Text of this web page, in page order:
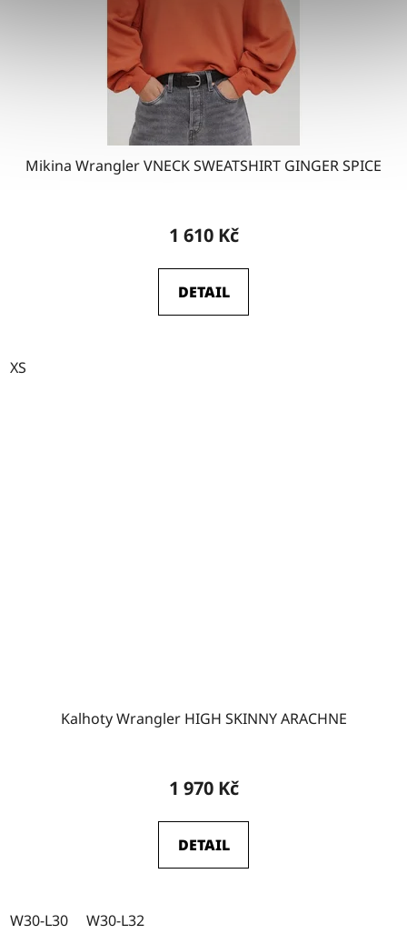
Mikina Wrangler VNECK SWEATSHIRT GINGER SPICE
1 610 Kč
DETAIL
XS
Kalhoty Wrangler HIGH SKINNY ARACHNE
1 970 Kč
DETAIL
W30-L30 W30-L32